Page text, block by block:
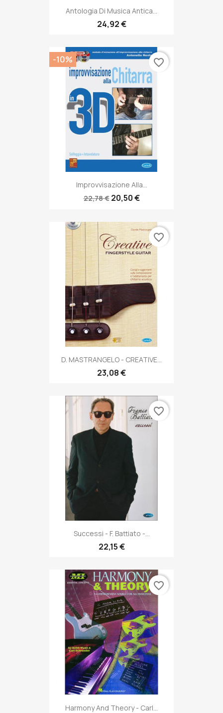
Antologia Di Musica Antica...
24,92 €
Improvvisazione Alla...
22,78 € 20,50 €
-10% favorite_border
D. MASTRANGELO - CREATIVE...
23,08 €
favorite_border
Successi - F. Battiato -...
22,15 €
favorite_border
Harmony And Theory - Carl...
favorite_border